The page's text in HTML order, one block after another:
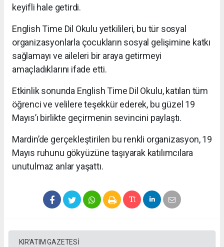
keyifli hale getirdi.
English Time Dil Okulu yetkilileri, bu tür sosyal
organizasyonlarla çocukların sosyal gelişimine katkı
sağlamayı ve aileleri bir araya getirmeyi
amaçladıklarını ifade etti.
Etkinlik sonunda English Time Dil Okulu, katılan tüm
öğrenci ve velilere teşekkür ederek, bu güzel 19
Mayıs’ı birlikte geçirmenin sevincini paylaştı.
Mardin’de gerçekleştirilen bu renkli organizasyon, 19
Mayıs ruhunu gökyüzüne taşıyarak katılımcılara
unutulmaz anlar yaşattı.
KIR'ATIM GAZETESİ